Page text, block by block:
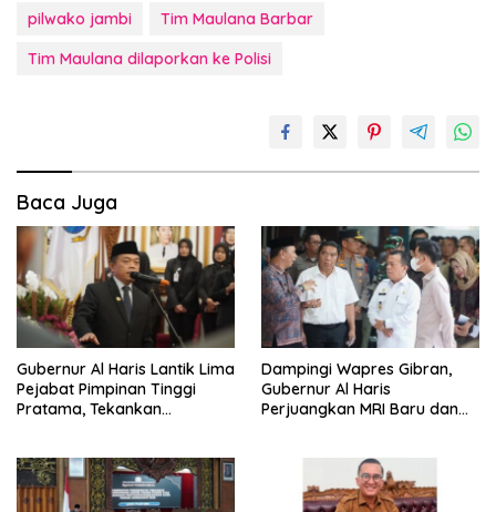
pilwako jambi
Tim Maulana Barbar
Tim Maulana dilaporkan ke Polisi
Baca Juga
Gubernur Al Haris Lantik Lima
Pejabat Pimpinan Tinggi
Pratama, Tekankan
Integritas
Dampingi Wapres Gibran,
Gubernur Al Haris
Perjuangkan MRI Baru dan